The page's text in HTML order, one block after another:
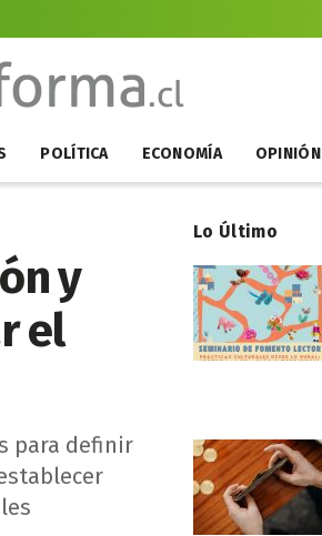
POLÍTICA ECONOMÍA OPINIÓN
y
el
para definir
Lo Último